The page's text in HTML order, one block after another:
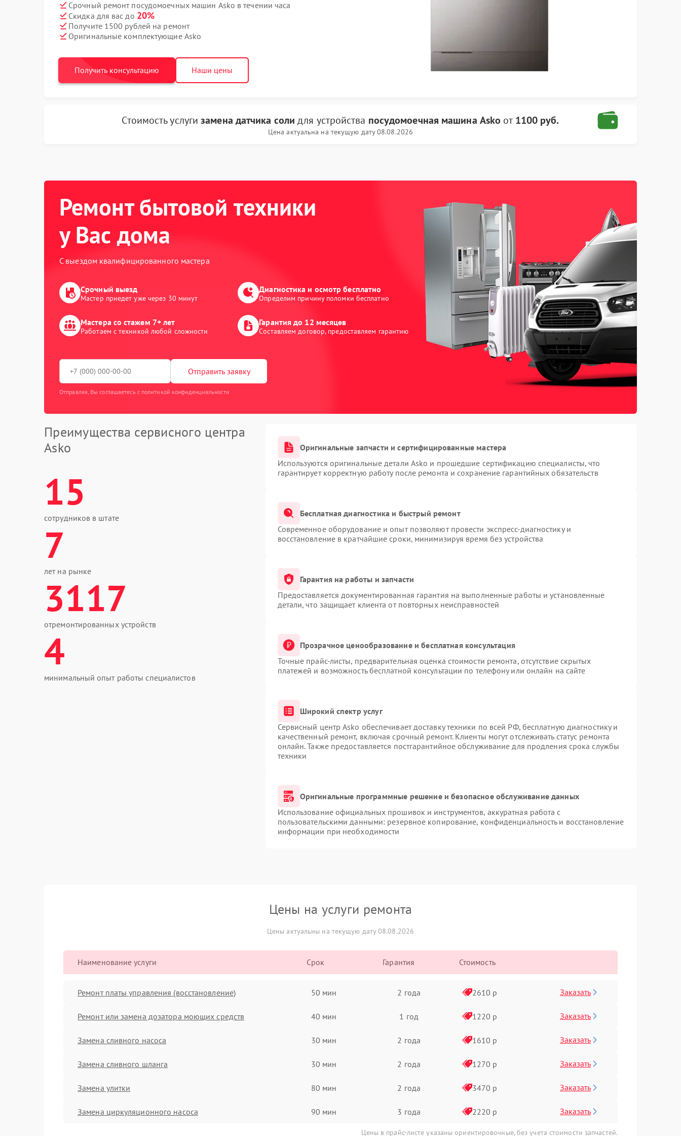
Срочный ремонт посудомоечных машин Asko в течении часа
Скидка для вас до 20%
Получите 1500 рублей на ремонт
Оригинальные комплектующие Asko
Получить консультацию Наши цены
Стоимость услугизамена датчика соли для устройства посудомоечная машина Asko от 1100 руб.
Цена актуальна на текущую дату 08.08.2026
Ремонт бытовой техники
у Вас дома
С выездом квалифицированного мастера
Срочный выезд
Мастер приедет уже через 30 минут
Диагностика и осмотр бесплатно
Определим причину поломки бесплатно
Мастера со стажем 7+ лет
Работаем с техникой любой сложности
Гарантия до 12 месяцев
Составляем договор, предоставляем гарантию
Отправить заявку
Отправляя, Вы соглашаетесь с политикой конфиденциальности
Преимущества сервисного центра
Asko
15
сотрудников в штате
7
лет на рынке
3117
отремонтированных устройств
4
минимальный опыт работы специалистов
Оригинальные запчасти и сертифицированные мастера
Используются оригинальные детали Asko и прошедшие сертификацию специалисты, что
гарантирует корректную работу после ремонта и сохранение гарантийных обязательств
Бесплатная диагностика и быстрый ремонт
Современное оборудование и опыт позволяют провести экспресс-диагностику и
восстановление в кратчайшие сроки, минимизируя время без устройства
Гарантия на работы и запчасти
Предоставляется документированная гарантия на выполненные работы и установленные
детали, что защищает клиента от повторных неисправностей
Прозрачное ценообразование и бесплатная консультация
Точные прайс-листы, предварительная оценка стоимости ремонта, отсутствие скрытых
платежей и возможность бесплатной консультации по телефону или онлайн на сайте
Широкий спектр услуг
Сервисный центр Asko обеспечивает доставку техники по всей РФ, бесплатную диагностику и
качественный ремонт, включая срочный ремонт. Клиенты могут отслеживать статус ремонта
онлайн. Также предоставляется постгарантийное обслуживание для продления срока службы
техники
Оригинальные программные решение и безопасное обслуживание данных
Использование официальных прошивок и инструментов, аккуратная работа с
пользовательскими данными: резервное копирование, конфиденциальность и восстановление
информации при необходимости
Цены на услуги ремонта
Цены актуальны на текущую дату 08.08.2026
Наименование услуги Срок Гарантия Стоимость
Ремонт платы управления (восстановление) 50 мин 2 года 2610 р Заказать
Ремонт или замена дозатора моющих средств 40 мин 1 год 1220 р Заказать
Замена сливного насоса 30 мин 2 года 1610 р Заказать
Замена сливного шланга 30 мин 2 года 1270 р Заказать
Замена улитки 80 мин 2 года 3470 р Заказать
Замена циркуляционного насоса 90 мин 3 года 2220 р Заказать
Цены в прайс-листе указаны ориентировочные, без учета стоимости запчастей.